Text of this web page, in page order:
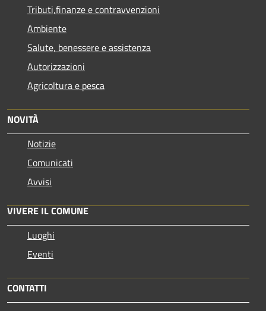
Tributi,finanze e contravvenzioni
Ambiente
Salute, benessere e assistenza
Autorizzazioni
Agricoltura e pesca
NOVITÀ
Notizie
Comunicati
Avvisi
VIVERE IL COMUNE
Luoghi
Eventi
CONTATTI